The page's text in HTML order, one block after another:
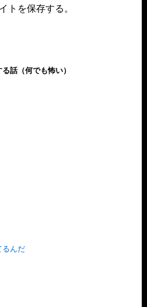
トを保存する。
話（何でも怖い）
るんだ